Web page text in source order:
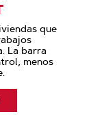
que
La barra
menos